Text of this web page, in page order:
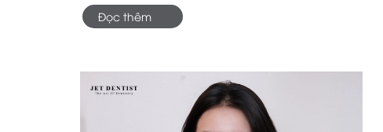
Đọc thêm